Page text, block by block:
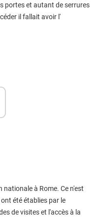
portes et autant de serrures
il fallait avoir l'
à Rome. Ce n'est
été établies par le
de visites et l'accès à la